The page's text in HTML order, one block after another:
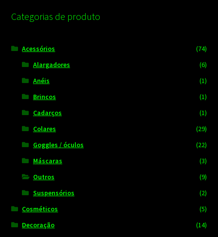
Categorias de produto
Acessórios
(74)
Alargadores
(6)
Anéis
(1)
Brincos
(1)
Cadarços
(1)
Colares
(29)
Goggles / óculos
(22)
Máscaras
(3)
Outros
(9)
Suspensórios
(2)
Cosméticos
(5)
Decoração
(14)